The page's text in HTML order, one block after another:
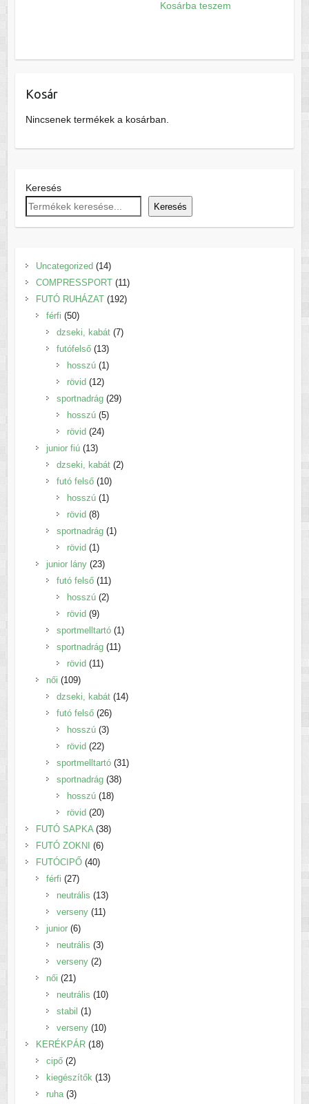
Kosárba teszem
Kosár
Nincsenek termékek a kosárban.
Keresés
Keresés
Uncategorized 1414
termék
COMPRESSPORT 1111
termék
FUTÓ RUHÁZAT 192192
férfi 5050
termék
dzseki, kabát 77
futófelső 1313
termék
hosszú 11
rövid 1212
termék
sportnadrág 2929
hosszú 55
rövid 2424
junior fiú 1313
termék
dzseki, kabát 22
futó felső 1010
termék
hosszú 11
rövid 88
termék
sportnadrág 11
rövid 11
termék
junior lány 2323
termék
futó felső 1111
termék
hosszú 22
rövid 99
termék
sportmelltartó 11
termék
sportnadrág 1111
rövid 1111
női 109109
termék
dzseki, kabát 1414
futó felső 2626
termék
hosszú 33
rövid 2222
termék
sportmelltartó 3131
sportnadrág 3838
hosszú 1818
rövid 2020
termék
FUTÓ SAPKA 3838
FUTÓ ZOKNI 66
termék
FUTÓCIPŐ 4040
férfi 2727
termék
neutrális 1313
termék
verseny 1111
junior 66
termék
neutrális 33
termék
verseny 22
női 2121
termék
neutrális 1010
stabil 11
termék
verseny 1010
termék
KERÉKPÁR 1818
cipő 22
termék
kiegészítők 1313
ruha 33